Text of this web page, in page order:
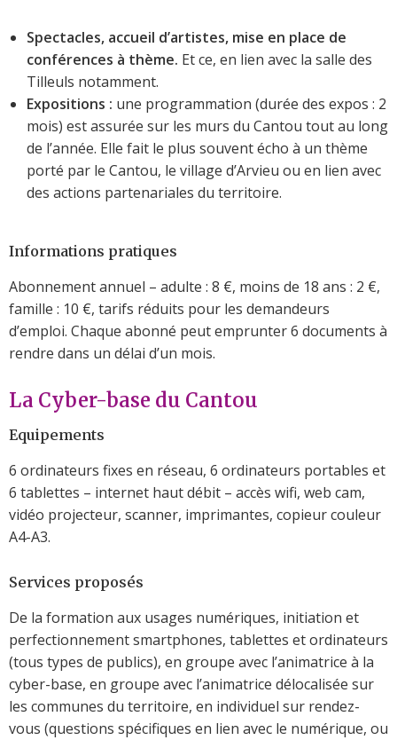
Spectacles, accueil d’artistes, mise en place de
conférences à thème. Et ce, en lien avec la salle des
Tilleuls notamment.
Expositions : une programmation (durée des expos : 2
mois) est assurée sur les murs du Cantou tout au long
de l’année. Elle fait le plus souvent écho à un thème
porté par le Cantou, le village d’Arvieu ou en lien avec
des actions partenariales du territoire.
Informations pratiques
Abonnement annuel – adulte : 8 €, moins de 18 ans : 2 €,
famille : 10 €, tarifs réduits pour les demandeurs
d’emploi. Chaque abonné peut emprunter 6 documents à
rendre dans un délai d’un mois.
La Cyber-base du Cantou
Equipements​
6 ordinateurs fixes en réseau, 6 ordinateurs portables et
6 tablettes – internet haut débit – accès wifi, web cam,
vidéo projecteur, scanner, imprimantes, copieur couleur
A4-A3.
Services proposés
De la formation aux usages numériques, initiation et
perfectionnement smartphones, tablettes et ordinateurs
(tous types de publics), en groupe avec l’animatrice à la
cyber-base, en groupe avec l’animatrice délocalisée sur
les communes du territoire, en individuel sur rendez-
vous (questions spécifiques en lien avec le numérique, ou